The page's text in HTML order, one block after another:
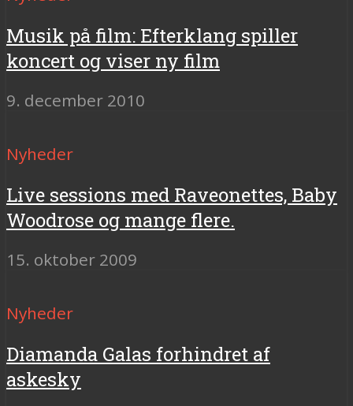
Musik på film: Efterklang spiller
koncert og viser ny film
9. december 2010
Nyheder
Live sessions med Raveonettes, Baby
Woodrose og mange flere.
15. oktober 2009
Nyheder
Diamanda Galas forhindret af
askesky